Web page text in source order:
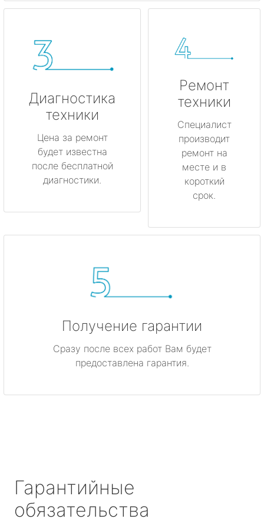
Диагностика
техники
Цена за ремонт
будет известна
после бесплатной
диагностики.
Ремонт
техники
Специалист
производит
ремонт на
месте и в
короткий
срок.
Получение гарантии
Сразу после всех работ Вам будет
предоставлена гарантия.
Гарантийные
обязательства